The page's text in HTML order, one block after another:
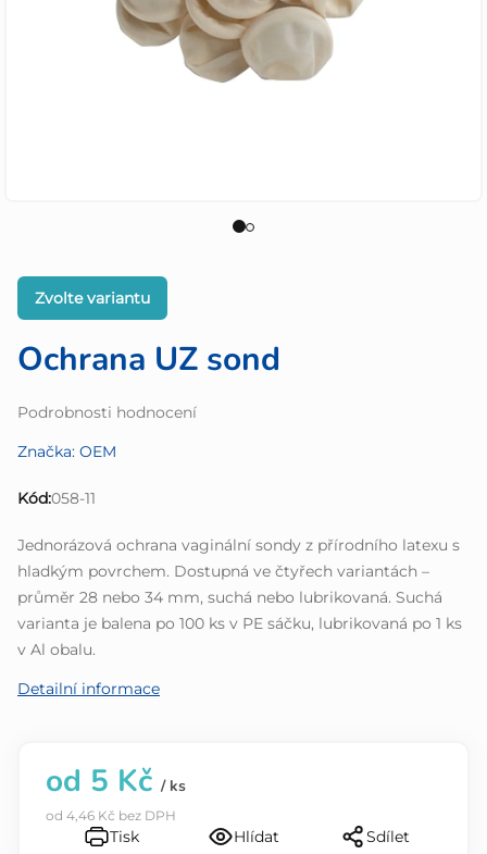
Ochrana UZ sond
Průměrné
produktu
0,0
hvězdiček.
Podrobnosti hodnocení
Značka: OEM
Kód:058-11
Zvolte variantu
Jednorázová ochrana vaginální sondy z přírodního latexu s
hladkým povrchem. Dostupná ve čtyřech variantách –
průměr 28 nebo 34 mm, suchá nebo lubrikovaná. Suchá
varianta je balena po 100 ks v PE sáčku, lubrikovaná po 1 ks
v Al obalu.
Detailní informace
od 5 Kč / ks
od 4,46 Kč bez DPH
Tisk Hlídat Sdílet